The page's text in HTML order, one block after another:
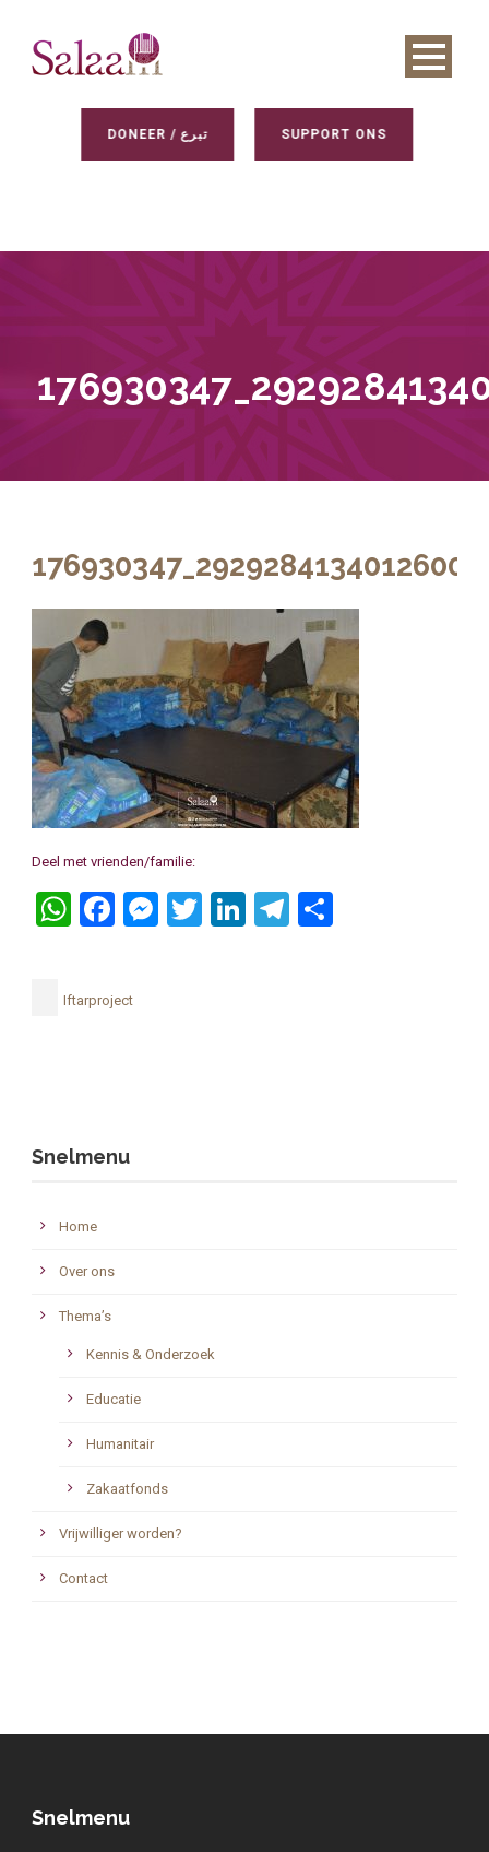
DONEER / تبرع SUPPORT ONS
Deel met vrienden/familie:
WhatsApp
Facebook
Messenger
Twitter
LinkedIn
Telegram
Iftarproject
Snelmenu
Home
Over ons
Thema’s
Kennis & Onderzoek
Educatie
Humanitair
Zakaatfonds
Vrijwilliger worden?
Contact
Snelmenu